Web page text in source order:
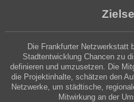
Die Frankfurter Netzwerkstatt
Stadtentwicklung Chancen zu
definieren und umzusetzen. Die
die Projektinhalte, schätzen den
Netzwerke, um städtische,
Mitwirkung an der